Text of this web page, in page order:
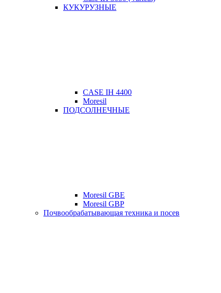
КУКУРУЗНЫЕ
CASE IH 4400
Moresil
ПОДСОЛНЕЧНЫЕ
Moresil GBE
Moresil GBP
Почвообрабатывающая техника и посев